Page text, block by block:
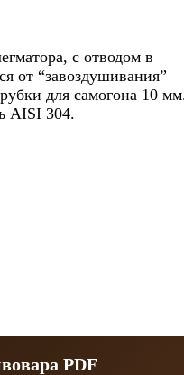
с отводом в
от “завоздушивания”
для самогона 10
AISI 304.
PDF